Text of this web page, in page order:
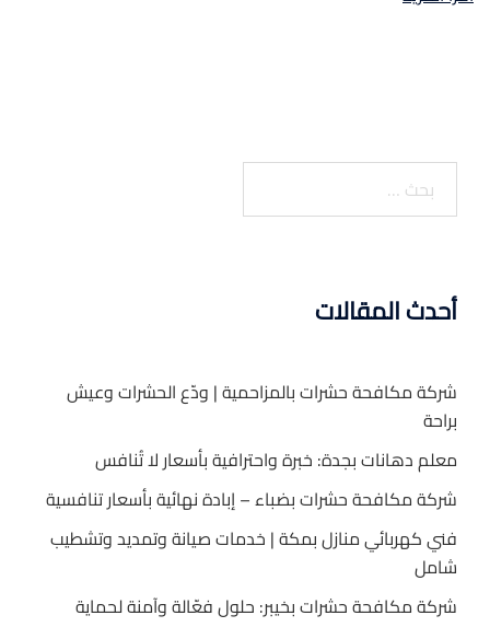
عن:
أحدث المقالات
شركة مكافحة حشرات بالمزاحمية | ودّع الحشرات وعيش
براحة
معلم دهانات بجدة: خبرة واحترافية بأسعار لا تُنافس
شركة مكافحة حشرات بضباء – إبادة نهائية بأسعار تنافسية
فني كهربائي منازل بمكة | خدمات صيانة وتمديد وتشطيب
شامل
شركة مكافحة حشرات بخيبر: حلول فعّالة وآمنة لحماية